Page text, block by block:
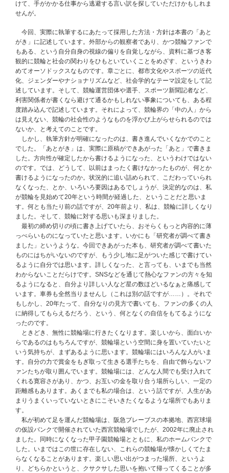
けて、手がかかる仕事から逃避する言い訳を探していただけかもしれま
せんが。
今回、実際に執筆するにあたって採用した方法・方針は本書の「あと
がき」に記述しています。外部からの観察者であり、かつ競輪ファンで
もある、という自分自身の視線の偏りを自覚しながら、資料に基づき客
観的に競輪と社会の関わりをひもといていくことをめざす、というきわ
めてオーソドックスなものです。章ごとに、都市文化やスポーツの近代
化、ジェンダーやナショナリズムなど、社会学的なテーマ設定をして記
述しています。そして、競輪運営団体や選手、スポーツ新聞記者など、
利害関係者が書くなら避けて通るかもしれない事象についても、ある程
度踏み込んで記述しています。それによって、競輪界の「中の人」から
は見えない、競輪の社会性のようなものを浮かび上がらせられるのでは
ないか、と考えてのことです。
しかし、執筆方針が明確になったのは、書き進んでいくなかでのこと
でした。「あとがき」は、実際に原稿ができあがった「あと」で書きま
した。方向性が確定したから書けるようになった、というわけではない
のです。では、どうして、以前はまったく書けなかったものが、何とか
書けるようになったのか。状況的に追い詰められて、こだわっていられ
なくなった、とか、いろいろ要因はあるでしょうが、決定的なのは、私
が競輪を見始めて20年という時間が経過した、ということだと思いま
す。何とも当たり前の話ですが、20年前より、私は、競輪に詳しくなり
ました。そして、競輪に対する思いも深まりました。
最初の締め切りの頃に書き上げていたら、おそらくもっと内容的に薄
っぺらいものになっていたと思います。いかにも「研究者が調べて書き
ました」というような。今回できあがった本も、研究者が調べて書いた
ものにはちがいないのですが、もう少し地に足がついた感じで書けてい
るように自分では思います。詳しくなった、と言っても、いまでも当然
わからないことだらけです。SNSなどを通じて熱心なファンの方々を知
るようになると、自分より詳しい人など星の数ほどいるなぁと痛感して
います。車券も全然当りませんし（これは別の話ですが……）。それで
もしかし、20年たって、自分なりの見方で書いても、ファンの多くの人
に納得してもらえるだろう、という、何となくの自信をもてるようにな
ったのです。
ときどき、無性に競輪場に行きたくなります。楽しいから、面白いか
らであるのはもちろんですが、競輪場という空間に身を置いていたいと
いう気持ちが、まずあるように思います。競輪場にはいろんな人がいま
す。自分の力で賞金をもぎ取って生きる選手たちを、自由で飾らないフ
ァンたちが取り囲んでいます。競輪場には、どんな人間でも受け入れて
くれる寛容さがあり、かつ、お互いの金を取り合う場所らしい、一定の
距離感もあります。あくまでも私の場合は、という話ですが、人生があ
まりうまくいっていないときにこそいきたくなるような場所でもありま
す。
私が初めて足を運んだ競輪場は、阪急ブレーブスの本拠地、西宮球場
の仮設バンクで開催されていた西宮競輪場でしたが、2002年に廃止され
ました。同時になくなった甲子園競輪場とともに、私のホームバンクで
した。いまではこの世に存在しない、これらの競輪場が懐かしくてたま
らなくなることがあります。楽しい思い出がつまった場所、というよ
り、どちらかというと、クサクサした思いを抱いて帰ってくることが多